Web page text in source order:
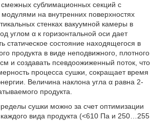
смежных сублимационных секций с
на внутренних поверхностях
стенках вакуумной камеры в
углом α к горизонтальной оси дает
статическое состояние находящегося в
продукта в виде неподвижного, плотного
и создавать псевдоожиженный поток, что
процесса сушки, сокращает время
Величина наклона угла α равна 2-
продукта.
сушки можно за счет оптимизации
вида продукта (<610 Па и 250…255